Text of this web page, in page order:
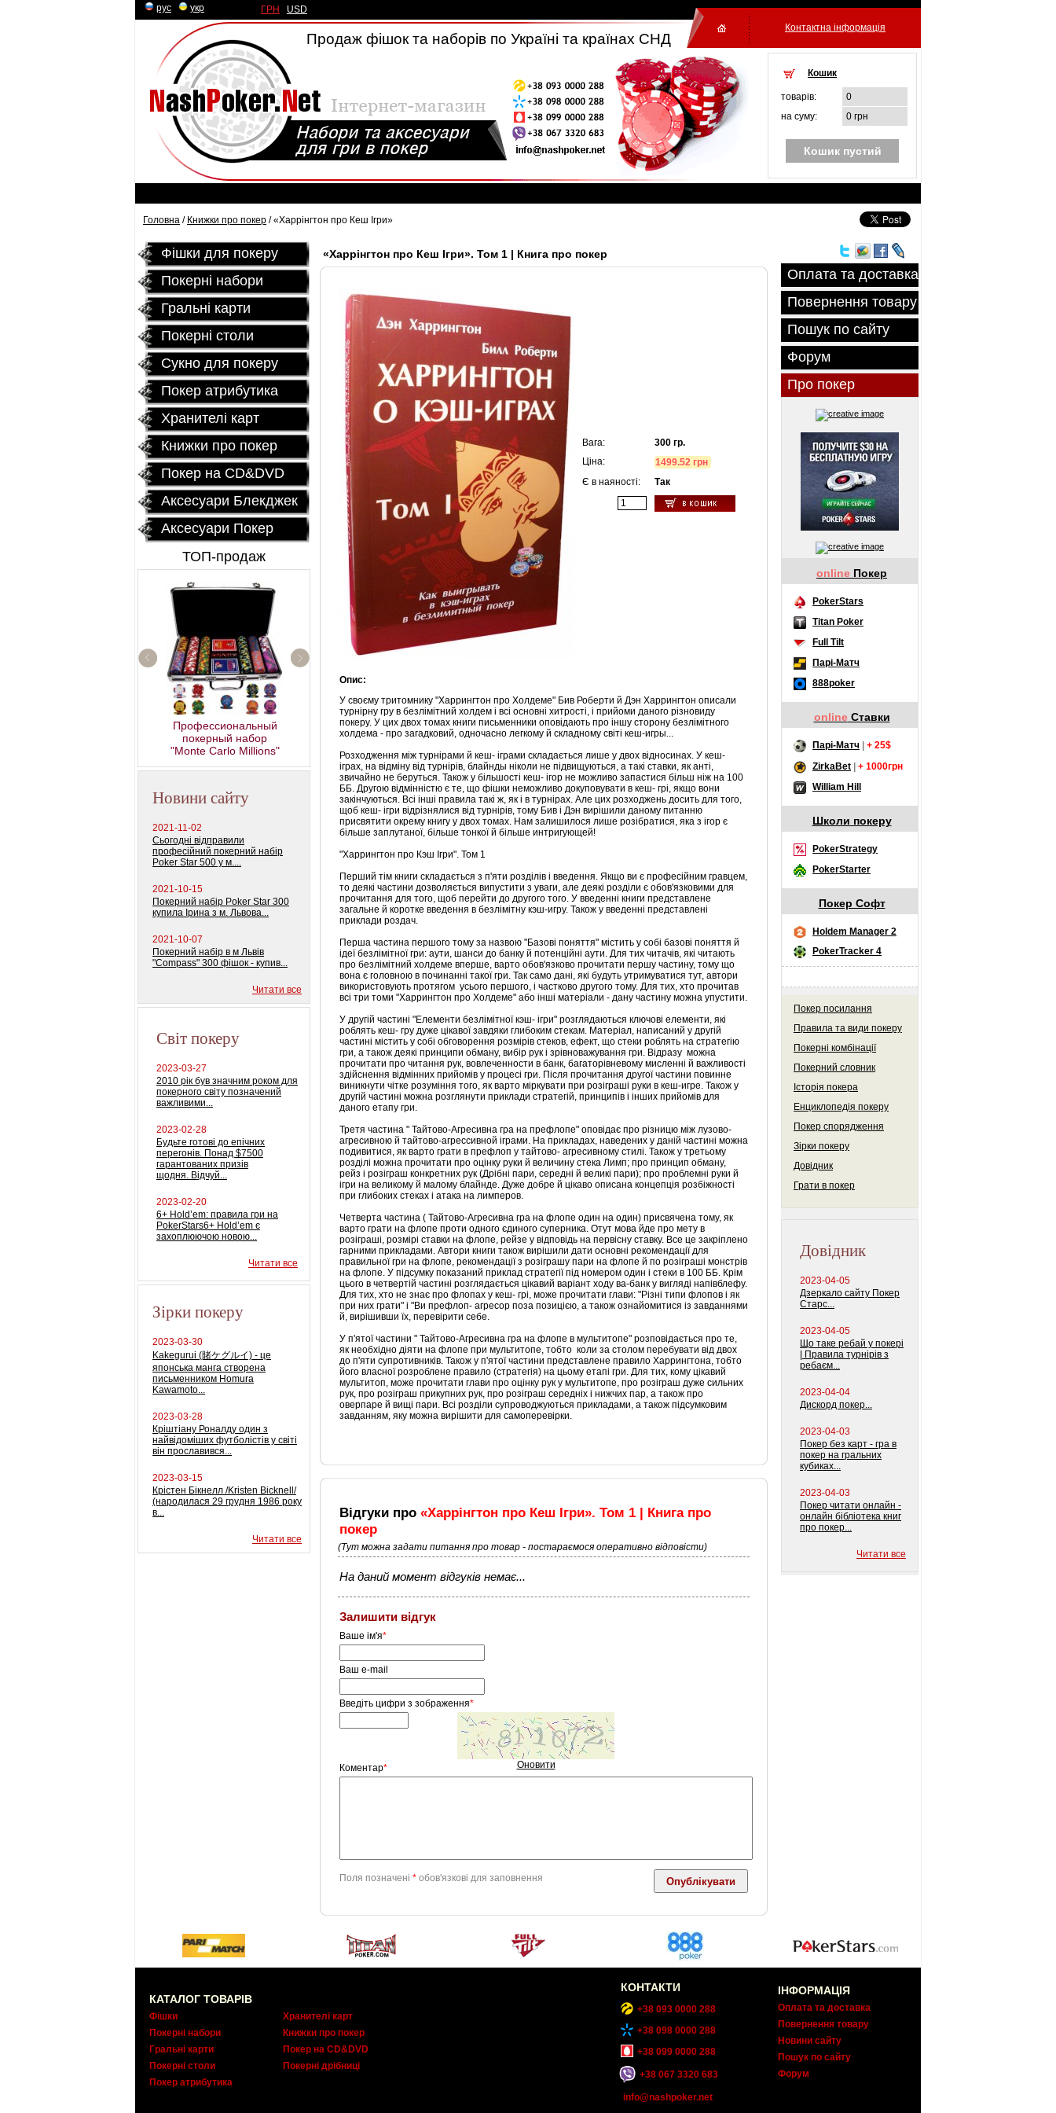
рус укр ГРН USD
Продаж фішок та наборів по Україні та країнах СНД
Контактна інформація
Кошик
товарiв:
0
на суму:
0 грн
Кошик пустий
Головна / Книжки про покер / «Харрінгтон про Кеш Ігри»
Фішки для покеру
Покерні набори
Гральні карти
Покернi столи
Сукно для покеру
Покер атрибутика
Хранителі карт
Книжки про покер
Покер на CD&DVD
Аксесуари Блекджек
Аксесуари Покер
ТОП-продаж
Профессиональный
покерный набор
"Monte Carlo Millions"
Керамические фишки
«EPT PokerStars»
Новини сайту
2021-11-02
Сьогодні відправили
професійний покерний набір
Poker Star 500 у м....
2021-10-15
Покерний набір Poker Star 300
купила Ірина з м. Львова...
2021-10-07
Покерний набір в м Львів
"Compass" 300 фішок - купив...
Читати все
Світ покеру
2023-03-27
2010 рік був значним роком для
покерного світу позначений
важливими...
2023-02-28
Будьте готові до епічних
перегонів. Понад $7500
гарантованих призів
щодня. Відчуй...
2023-02-20
6+ Hold’em: правила гри на
PokerStars6+ Hold’em є
захоплюючою новою...
Читати все
Зірки покеру
2023-03-30
Kakegurui (賭ケグルイ) - це
японська манга створена
письменником Homura
Kawamoto...
2023-03-28
Кріштіану Роналду один з
найвідоміших футболістів у світі
він прославився...
2023-03-15
Крістен Бікнелл /Kristen Bicknell/
(народилася 29 грудня 1986 року
в...
Читати все
«Харрінгтон про Кеш Ігри». Том 1 | Книга про покер
Вага:
300 гр.
Ціна:
1499.52 грн
Є в наяності:
Так
Опис:
У своєму тритомнику "Харрингтон про Холдеме" Бив Роберти й Дэн Харрингтон описали
турнірну гру в безлімітний холдем і всі основні хитрості, і прийоми даного різновиду
покеру. У цих двох томах книги письменники оповідають про іншу сторону безлімітного
холдема - про загадковий, одночасно легкому й складному світі кеш-игры...
Розходження між турнірами й кеш- іграми складається лише у двох відносинах. У кеш-
іграх, на відміну від турнірів, блайнды ніколи не підвищуються, а такі ставки, як анті,
звичайно не беруться. Також у більшості кеш- ігор не можливо запастися більш ніж на 100
ББ. Другою відмінністю є те, що фішки неможливо докуповувати в кеш- грі, якщо вони
закінчуються. Всі інші правила такі ж, як і в турнірах. Але цих розходжень досить для того,
щоб кеш- ігри відрізнялися від турнірів, тому Бив і Дэн вирішили даному питанню
присвятити окрему книгу у двох томах. Нам залишилося лише розібратися, яка з ігор є
більше заплутаної, більше тонкої й більше интригующей!
"Харрингтон про Кэш Ігри". Том 1
Перший тім книги складається з п'яти розділів і введення. Якщо ви є професійним гравцем,
то деякі частини дозволяється випустити з уваги, але деякі розділи є обов'язковими для
прочитання для того, щоб перейти до другого того. У введенні книги представлене
загальне й коротке введення в безлімітну кэш-игру. Також у введенні представлені
приклади роздач.
Перша частина першого тому за назвою "Базові поняття" містить у собі базові поняття й
ідеї безлімітної гри: аути, шанси до банку й потенційні аути. Для тих читачів, які читають
про безлімітний холдеме вперше, варто обов'язково прочитати першу частину, тому що
вона є головною в починанні такої гри. Так само дані, які будуть утримуватися тут, автори
використовують протягом усього першого, і частково другого тому. Для тих, хто прочитав
всі три томи "Харрингтон про Холдеме" або інші матеріали - дану частину можна упустити.
У другій частині "Елементи безлімітної кэш- ігри" розглядаються ключові елементи, які
роблять кеш- гру дуже цікавої завдяки глибоким стекам. Матеріал, написаний у другій
частині містить у собі обговорення розмірів стеков, ефект, що стеки роблять на стратегію
гри, а також деякі принципи обману, вибір рук і зрівноважування гри. Відразу можна
прочитати про читання рук, вовлеченности в банк, багаторівневому мисленні й важливості
здійснення відмінних прийомів у процесі гри. Після прочитання другої частини повинне
виникнути чітке розуміння того, як варто міркувати при розіграші руки в кеш-игре. Також у
другій частині можна розглянути приклади стратегій, принципів і інших прийомів для
даного етапу гри.
Третя частина " Тайтово-Агресивна гра на префлопе" оповідає про різницю між лузово-
агресивною й тайтово-агрессивной іграми. На прикладах, наведених у даній частині можна
подивитися, як варто грати в префлоп у тайтово- агресивному стилі. Також у третьому
розділі можна прочитати про оцінку руки й величину стека Лимп; про принцип обману,
рейз і розіграш конкретних рук (Дрібні пари, середні й великі пари); про проблемні руки й
ігри на великому й малому блайнде. Дуже добре й цікаво описана концепція розбіжності
при глибоких стеках і атака на лимперов.
Четверта частина ( Тайтово-Агресивна гра на флопе один на один) присвячена тому, як
варто грати на флопе проти одного єдиного суперника. Отут мова йде про мету в
розіграші, розмірі ставки на флопе, рейзе у відповідь на первісну ставку. Все це закріплено
гарними прикладами. Автори книги також вирішили дати основні рекомендації для
правильної гри на флопе, рекомендації з розіграшу пари на флопе й по розіграші монстрів
на флопе. У підсумку показаний приклад стратегії під номером один і стеки в 100 ББ. Крім
цього в четвертій частині розглядається цікавий варіант ходу ва-банк у вигляді напівблефу.
Для тих, хто не знає про флопах у кеш- грі, може прочитати глави: "Різні типи флопов і як
при них грати" і "Ви префлоп- агресор поза позицією, а також ознайомитися із завданнями
й, вирішивши їх, перевірити себе.
У п'ятої частини " Тайтово-Агресивна гра на флопе в мультитопе" розповідається про те,
як необхідно діяти на флопе при мультитопе, тобто коли за столом перебувати від двох
до п'яти супротивників. Також у п'ятої частини представлене правило Харрингтона, тобто
його власної розроблене правило (стратегія) на цьому етапі гри. Для тих, кому цікавий
мультитоп, може прочитати глави про оцінку рук у мультитопе, про розіграш дуже сильних
рук, про розіграш прикупних рук, про розіграш середніх і нижчих пар, а також про
оверпаре й вищі пари. Всі розділи супроводжуються прикладами, а також підсумковим
завданням, яку можна вирішити для самоперевірки.
Відгуки про «Харрінгтон про Кеш Ігри». Том 1 | Книга про
покер
(Тут можна задати питання про товар - постараємося оперативно відповісти)
На даний момент відгуків немає...
Залишити відгук
Ваше ім'я*
Ваш e-mail
Введіть цифри з зображення*
Оновити
Коментар*
Поля позначені * обов'язкові для заповнення
Оплата та доставка
Повернення товару
Пошук по сайту
Форум
Про покер
online Покер
PokerStars
Titan Poker
Full Tilt
Парі-Матч
888poker
onlineСтавки
Парі-Матч
+ 25$
ZirkaBet | + 1000грн
William Hill
Школи покеру
PokerStrategy
PokerStarter
Покер Софт
Holdem Manager 2
PokerTracker 4
Покер посилання
Правила та види покеру
Покерні комбінації
Покерний словник
Історія покера
Енциклопедія покеру
Покер спорядження
Зірки покеру
Довідник
Грати в покер
Довідник
2023-04-05
Дзеркало сайту Покер
Старс...
2023-04-05
Що таке ребай у покері
| Правила турнірів з
ребаєм...
2023-04-04
Дискорд покер...
2023-04-03
Покер без карт - гра в
покер на гральних
кубиках...
2023-04-03
Покер читати онлайн -
онлайн бібліотека книг
про покер...
Читати все
КАТАЛОГ ТОВАРІВ
Фішки
Покерні набори
Гральні карти
Покерні столи
Покер атрибутика
Хранителі карт
Книжки про покер
Покер на CD&DVD
Покерні дрібниці
КОНТАКТИ
+38 093 0000 288
+38 098 0000 288
+38 099 0000 288
+38 067 3320 683
info@nashpoker.net
ІНФОРМАЦІЯ
Оплата та доставка
Повернення товару
Новини сайту
Пошук по сайту
Форум